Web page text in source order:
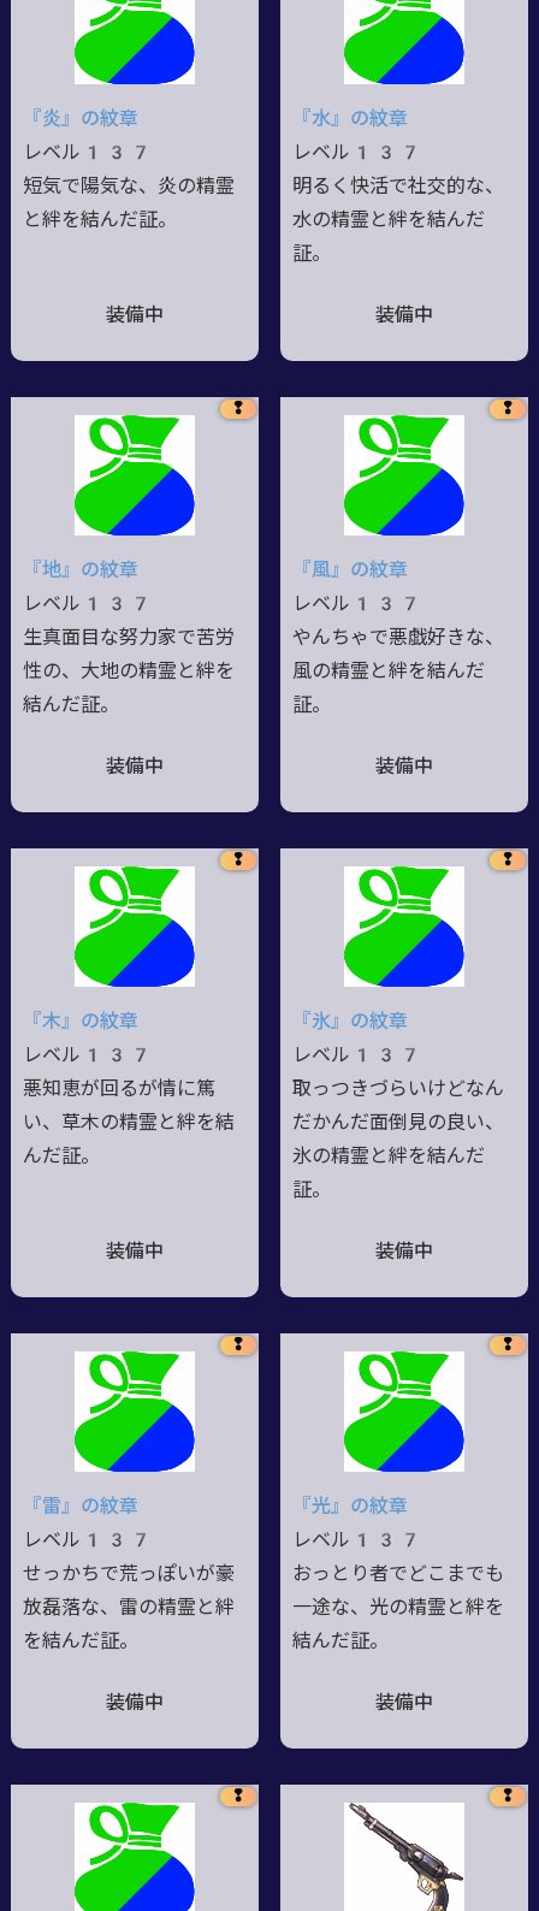
『炎』の紋章
レベル137
短気で陽気な、炎の精霊
と絆を結んだ証。
装備中
『水』の紋章
レベル137
明るく快活で社交的な、
水の精霊と絆を結んだ
証。
装備中
❢
『地』の紋章
レベル137
生真面目な努力家で苦労
性の、大地の精霊と絆を
結んだ証。
装備中
❢
『風』の紋章
レベル137
やんちゃで悪戯好きな、
風の精霊と絆を結んだ
証。
装備中
❢
『木』の紋章
レベル137
悪知恵が回るが情に篤
い、草木の精霊と絆を結
んだ証。
装備中
❢
『氷』の紋章
レベル137
取っつきづらいけどなん
だかんだ面倒見の良い、
氷の精霊と絆を結んだ
証。
装備中
❢
『雷』の紋章
レベル137
せっかちで荒っぽいが豪
放磊落な、雷の精霊と絆
を結んだ証。
装備中
❢
『光』の紋章
レベル137
おっとり者でどこまでも
一途な、光の精霊と絆を
結んだ証。
装備中
❢ ❢